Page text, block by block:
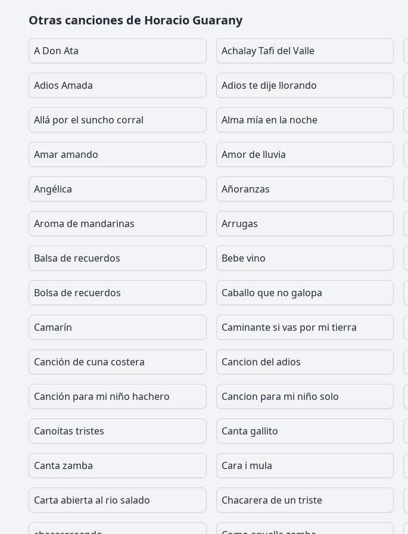
Otras canciones de Horacio Guarany
A Don Ata Achalay Tafi del Valle
Adios Amada Adios te dije llorando
Allá por el suncho corral Alma mía en la noche
Amar amando Amor de lluvia
Angélica Añoranzas
Aroma de mandarinas Arrugas
Balsa de recuerdos Bebe vino
Bolsa de recuerdos Caballo que no galopa
Camarín Caminante si vas por mi tierra
Canción de cuna costera Cancion del adios
Canción para mi niño hachero Cancion para mi niño solo
Canoitas tristes Canta gallito
Canta zamba Cara i mula
Carta abierta al rio salado Chacarera de un triste